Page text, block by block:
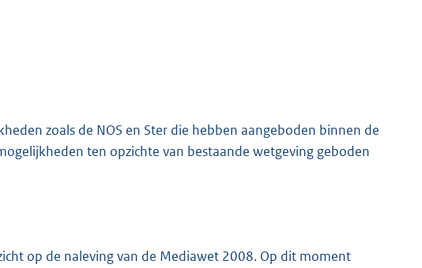
zoals de NOS en Ster die hebben aangeboden binnen de
ten opzichte van bestaande wetgeving geboden
op de naleving van de Mediawet 2008. Op dit moment